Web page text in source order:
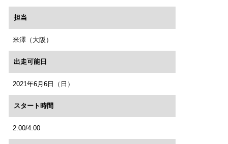
担当
米澤（大阪）
出走可能日
2021年6月6日（日）
スタート時間
2:00/4:00